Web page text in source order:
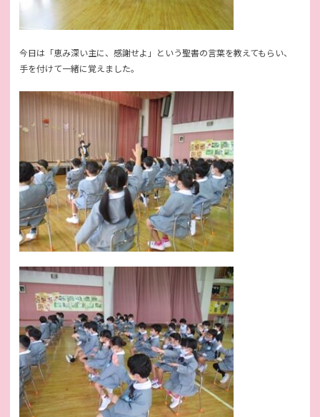
今日は「恵み深い主に、感謝せよ」という聖書の言葉を教えてもらい、
手を付けて一緒に覚えました。